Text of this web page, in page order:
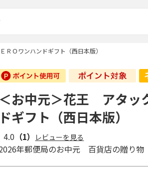
Ｏワンハンドギフト（西日本版）
＜お中元＞花王 アタッ
ドギフト（西日本版）
4.0 （1） レビューを見る
年郵便局のお中元 百貨店の贈り物